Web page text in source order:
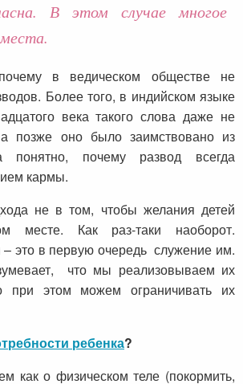
В этом случае многое
в ведическом обществе не
Более того, в индийском языке
века такого слова даже не
позже оно было заимствовано из
понятно, почему развод всегда
кармы.
не в том, чтобы желания детей
месте. Как раз-таки наоборот.
– это в первую очередь служение им.
что мы реализовываем их
при этом можем ограничивать их
ребенка?
как о физическом теле (покормить,